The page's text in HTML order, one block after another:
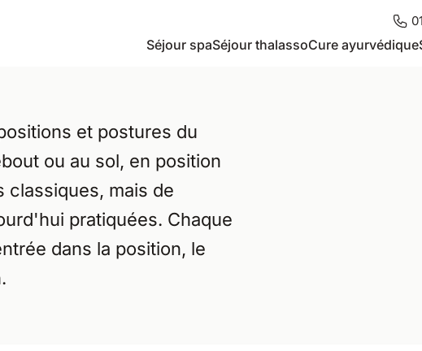
Séjour spaSéjour thalassoCure ayurvédique
et postures du
ou au sol, en position
classiques, mais de
pratiquées. Chaque
dans la position, le